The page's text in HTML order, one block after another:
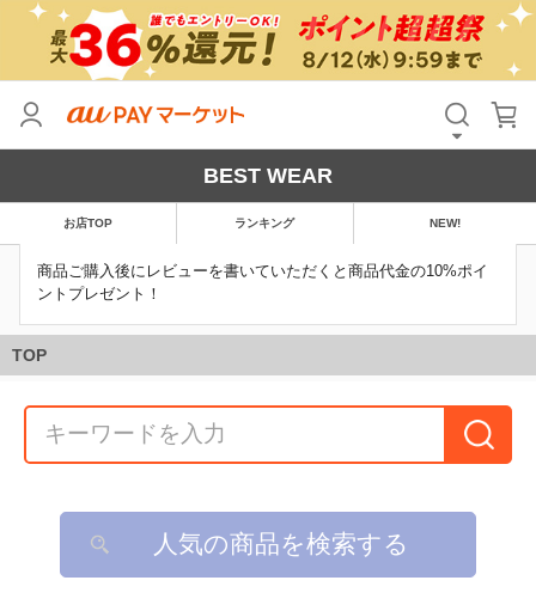
BEST WEAR
お店TOP ランキング NEW!
商品ご購入後にレビューを書いていただくと商品代金の10%ポイ
ントプレゼント！
TOP
人気の商品を検索する